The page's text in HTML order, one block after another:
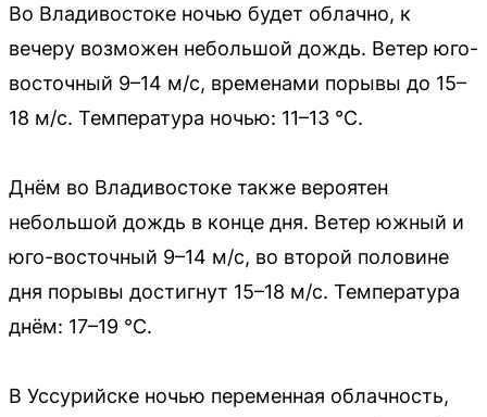
Во Владивостоке ночью будет облачно, к
вечеру возможен небольшой дождь. Ветер юго-
восточный 9–14 м/с, временами порывы до 15–
18 м/с. Температура ночью: 11–13 °C.
Днём во Владивостоке также вероятен
небольшой дождь в конце дня. Ветер южный и
юго-восточный 9–14 м/с, во второй половине
дня порывы достигнут 15–18 м/с. Температура
днём: 17–19 °C.
В Уссурийске ночью переменная облачность,